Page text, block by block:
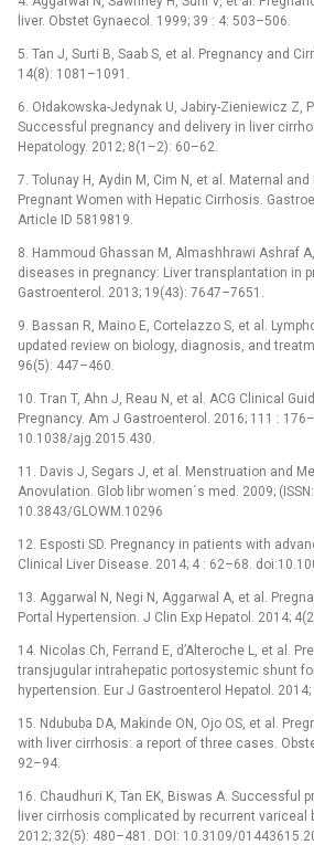
liver. Obstet Gynaecol. 1999; 39 : 4: 503–506.
5. Tan J, Surti B, Saab S, et al. Pregnancy and
14(8): 1081–1091.
6. Ołdakowska-Jedynak U, Jabiry-Zieniewicz Z,
Successful pregnancy and delivery in liver
Hepatology. 2012; 8(1–2): 60–62.
7. Tolunay H, Aydin M, Cim N, et al. Maternal
Pregnant Women with Hepatic Cirrhosis.
Article ID 5819819.
8. Hammoud Ghassan M, Almashhrawi Ashraf
diseases in pregnancy: Liver transplantation in
Gastroenterol. 2013; 19(43): 7647–7651.
9. Bassan R, Maino E, Cortelazzo S, et al.
updated review on biology, diagnosis, and
96(5): 447–460.
10. Tran T, Ahn J, Reau N, et al. ACG Clinical
Pregnancy. Am J Gastroenterol. 2016; 111 :
10.1038/ajg.2015.430.
11. Davis J, Segars J, et al. Menstruation and
Anovulation. Glob libr women´s med. 2009;
10.3843/GLOWM.10296
12. Esposti SD. Pregnancy in patients with
Clinical Liver Disease. 2014; 4 : 62–68.
13. Aggarwal N, Negi N, Aggarwal A, et al.
Portal Hypertension. J Clin Exp Hepatol. 2014;
14. Nicolas Ch, Ferrand E, d’Alteroche L, et al.
transjugular intrahepatic portosystemic shunt
hypertension. Eur J Gastroenterol Hepatol. 2014;
15. Ndububa DA, Makinde ON, Ojo OS, et al.
with liver cirrhosis: a report of three cases.
92–94.
16. Chaudhuri K, Tan EK, Biswas A. Successful
liver cirrhosis complicated by recurrent variceal
2012; 32(5): 480–481. DOI: 10.3109/